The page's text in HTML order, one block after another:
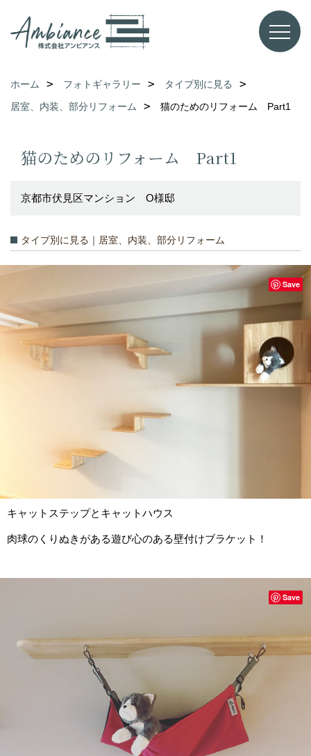
ホーム フォトギャラリー
タイプ別に見る
居室、内装、部分リフォーム
猫のためのリフォーム Part1
猫のためのリフォーム Part1
京都市伏見区マンション O様邸
タイプ別に見る｜居室、内装、部分リフォーム
キャットステップとキャットハウス
肉球のくりぬきがある遊び心のある壁付けブラケット！
Save
Save